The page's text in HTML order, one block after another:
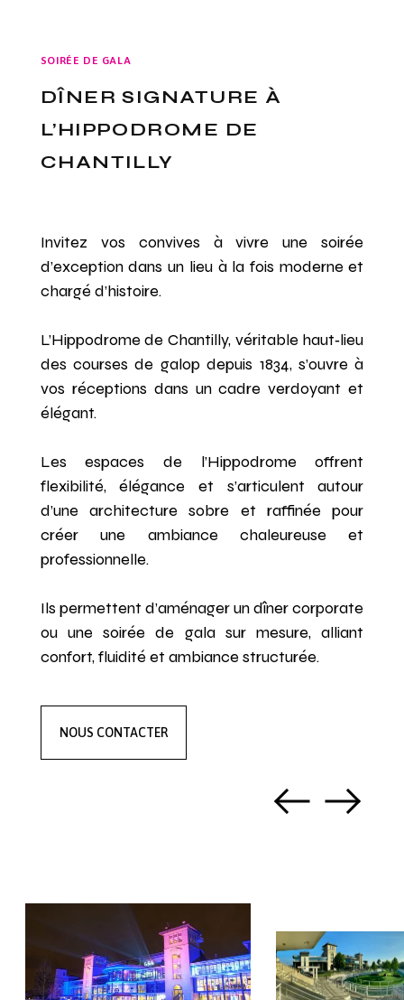
SOIRÉE DE GALA
DÎNER SIGNATURE À
L’HIPPODROME DE
CHANTILLY
Invitez vos convives à vivre une soirée
d’exception dans un lieu à la fois moderne et
chargé d’histoire.
L’Hippodrome de Chantilly, véritable haut‑lieu
des courses de galop depuis 1834, s’ouvre à
vos réceptions dans un cadre verdoyant et
élégant.
Les espaces de l’Hippodrome offrent
flexibilité, élégance et s’articulent autour
d’une architecture sobre et raffinée pour
créer une ambiance chaleureuse et
professionnelle.
Ils permettent d’aménager un dîner corporate
ou une soirée de gala sur mesure, alliant
confort, fluidité et ambiance structurée.
NOUS CONTACTER